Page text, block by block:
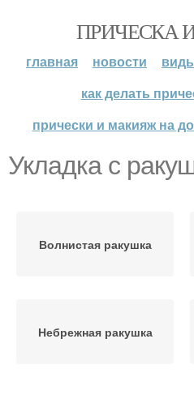
ПРИЧЕСКА
главная новости
как делать
прически и макияж на
Укладка с
Волнистая ракушка
Небрежная ракушка